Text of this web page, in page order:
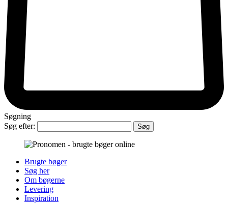
Søgning
Søg efter:
Brugte bøger
Søg her
Om bøgerne
Levering
Inspiration